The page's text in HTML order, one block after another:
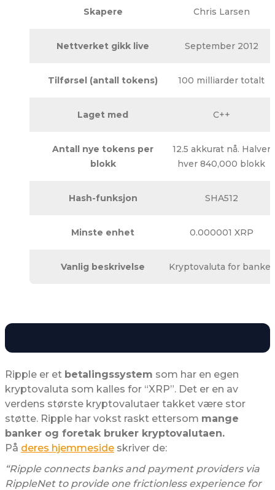
Skapere Chris Larsen
Nettverket gikk live September 2012
Tilførsel (antall tokens) 100 milliarder totalt
Laget med C++
Antall nye tokens per
blokk
12.5 akkurat nå. Halver
hver 840,000 blokk
Hash-funksjon SHA512
Minste enhet 0.000001 XRP
Vanlig beskrivelse Kryptovaluta for banker
Ripple er et betalingssystem som har en egen
kryptovaluta som kalles for “XRP”. Det er en av
verdens største kryptovalutaer takket være stor
støtte. Ripple har vokst raskt ettersom mange
banker og foretak bruker kryptovalutaen.
På deres hjemmeside skriver de:
“Ripple connects banks and payment providers via
RippleNet to provide one frictionless experience for